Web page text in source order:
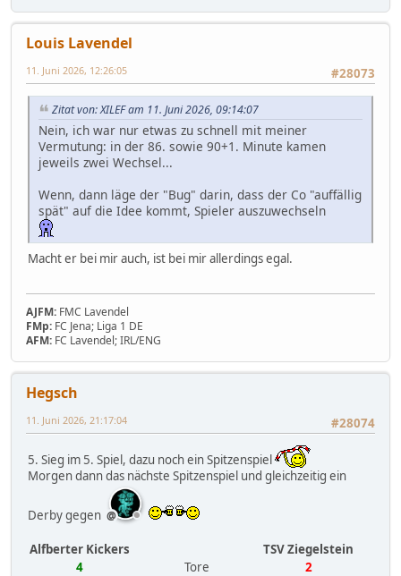
Louis Lavendel
#28073
11. Juni 2026, 12:26:05
Zitat von: XILEF am 11. Juni 2026, 09:14:07
Nein, ich war nur etwas zu schnell mit meiner
Vermutung: in der 86. sowie 90+1. Minute kamen
jeweils zwei Wechsel...
Wenn, dann läge der "Bug" darin, dass der Co "auffällig
spät" auf die Idee kommt, Spieler auszuwechseln
Macht er bei mir auch, ist bei mir allerdings egal.
AJFM: FMC Lavendel
FMp: FC Jena; Liga 1 DE
AFM: FC Lavendel; IRL/ENG
Hegsch
#28074
11. Juni 2026, 21:17:04
5. Sieg im 5. Spiel, dazu noch ein Spitzenspiel
Morgen dann das nächste Spitzenspiel und gleichzeitig ein
Derby gegen
Alfberter Kickers
TSV Ziegelstein
4
Tore 2